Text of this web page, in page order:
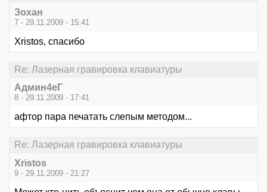
Зохан
7 - 29.11.2009 - 15:41
Xristos, спасибо
Re: Лазерная гравировка клавиатуры
Aдмин4еГ
8 - 29.11.2009 - 17:41
афтор пара печатать слепым методом...
Re: Лазерная гравировка клавиатуры
Xristos
9 - 29.11.2009 - 21:27